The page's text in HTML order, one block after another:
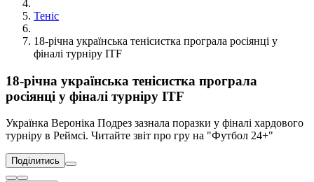
Теніс
18-річна українська тенісистка програла росіянці у
фіналі турніру ITF
18-річна українська тенісистка програла
росіянці у фіналі турніру ITF
Українка Вероніка Подрез зазнала поразки у фіналі хардового
турніру в Реймсі. Читайте звіт про гру на "Футбол 24+"
Поділитись